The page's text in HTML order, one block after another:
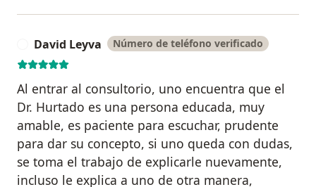
David Leyva Número de teléfono verificado
Al entrar al consultorio, uno encuentra que el
Dr. Hurtado es una persona educada, muy
amable, es paciente para escuchar, prudente
para dar su concepto, si uno queda con dudas,
se toma el trabajo de explicarle nuevamente,
incluso le explica a uno de otra manera,